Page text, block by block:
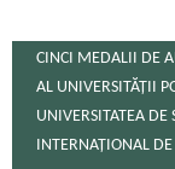
CINCI MEDALII DE
AL UNIVERSITĂȚII
UNIVERSITATEA
INTERNAȚIONAL